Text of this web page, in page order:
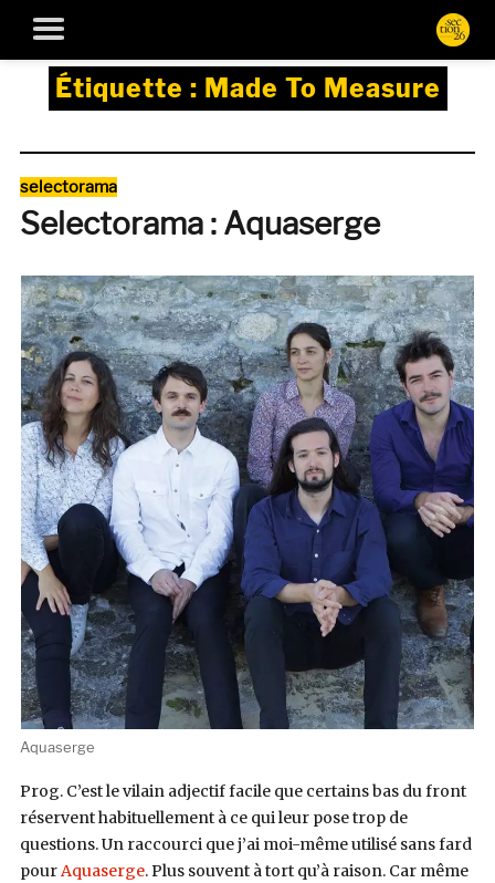
Étiquette : Made To Measure
Catégories
selectorama
Selectorama : Aquaserge
Aquaserge
Prog. C’est le vilain adjectif facile que certains bas du front
réservent habituellement à ce qui leur pose trop de
questions. Un raccourci que j’ai moi-même utilisé sans fard
pourAquaserge. Plus souvent à tort qu’à raison. Car même